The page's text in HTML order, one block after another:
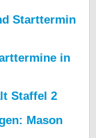
Starttermin
in
Staffel 2
Mason